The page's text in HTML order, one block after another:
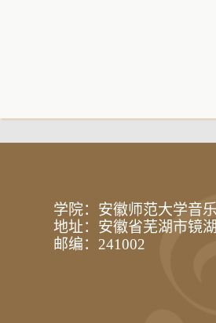
学院：安徽师范大学音
地址：安徽省芜湖市镜
邮编：241002